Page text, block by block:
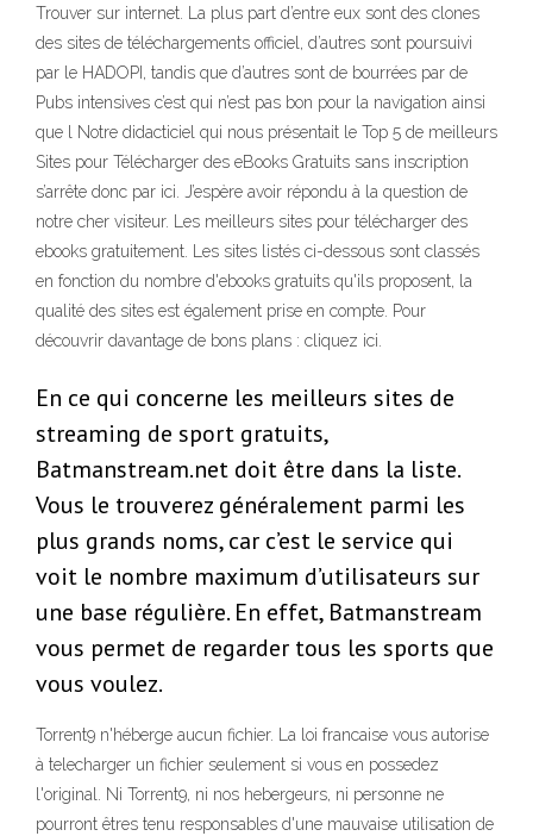
Trouver sur internet. La plus part d’entre eux sont des clones
des sites de téléchargements officiel, d’autres sont poursuivi
par le HADOPI, tandis que d’autres sont de bourrées par de
Pubs intensives c’est qui n’est pas bon pour la navigation ainsi
que l Notre didacticiel qui nous présentait le Top 5 de meilleurs
Sites pour Télécharger des eBooks Gratuits sans inscription
s’arrête donc par ici. J’espère avoir répondu à la question de
notre cher visiteur. Les meilleurs sites pour télécharger des
ebooks gratuitement. Les sites listés ci-dessous sont classés
en fonction du nombre d'ebooks gratuits qu'ils proposent, la
qualité des sites est également prise en compte. Pour
découvrir davantage de bons plans : cliquez ici.
En ce qui concerne les meilleurs sites de
streaming de sport gratuits,
Batmanstream.net doit être dans la liste.
Vous le trouverez généralement parmi les
plus grands noms, car c’est le service qui
voit le nombre maximum d’utilisateurs sur
une base régulière. En effet, Batmanstream
vous permet de regarder tous les sports que
vous voulez.
Torrent9 n'héberge aucun fichier. La loi francaise vous autorise
à telecharger un fichier seulement si vous en possedez
l'original. Ni Torrent9, ni nos hebergeurs, ni personne ne
pourront êtres tenu responsables d'une mauvaise utilisation de